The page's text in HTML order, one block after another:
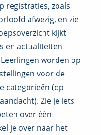
registraties, zoals
afwezig, en zie
kijkt
en actualiteiten
worden op
voor de
categorieën (op
Zie je iets
over één
je over naar het